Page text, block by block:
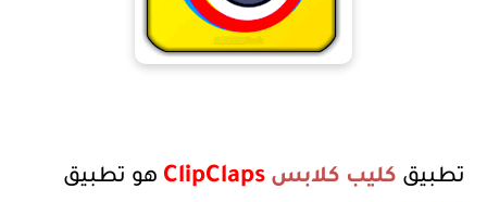
تطبيق كليب كلابس ClipClaps هو تطبيق